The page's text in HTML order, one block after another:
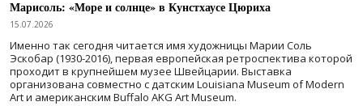
Марисоль: «Море и солнце» в Кунстхаусе Цюриха
15.07.2026
Именно так сегодня читается имя художницы Марии Соль
Эскобар (1930-2016), первая европейская ретроспектива которой
проходит в крупнейшем музее Швейцарии. Выставка
организована совместно с датским Louisiana Museum of Modern
Art и американским Buffalo AKG Art Museum.